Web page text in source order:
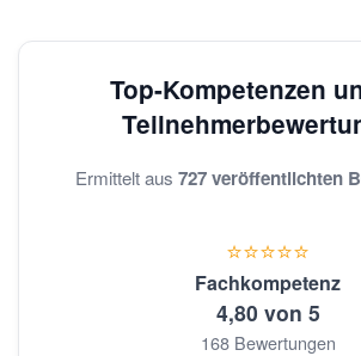
Top-Kompetenzen
Ermittelt aus 727 veröffentlichten
⭐⭐⭐⭐⭐
Fachkompetenz
4,80 von 5
168 Bewertungen